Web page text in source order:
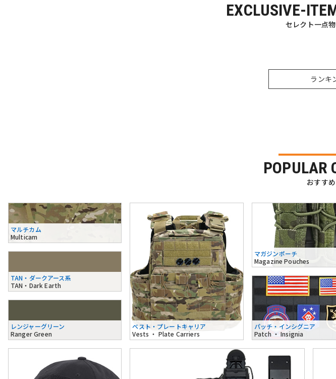
EXCLUSIVE-
セレクト一点
ランキ
POPULAR
おすす
マルチカム
Multicam
TAN・ダークアース系
TAN・Dark Earth
レンジャーグリーン
Ranger Green
ベスト・プレートキャリア
Vests ・ Plate Carriers
マガジンポーチ
Magazine Pouches
パッチ・インシグニア
Patch ・ Insignia